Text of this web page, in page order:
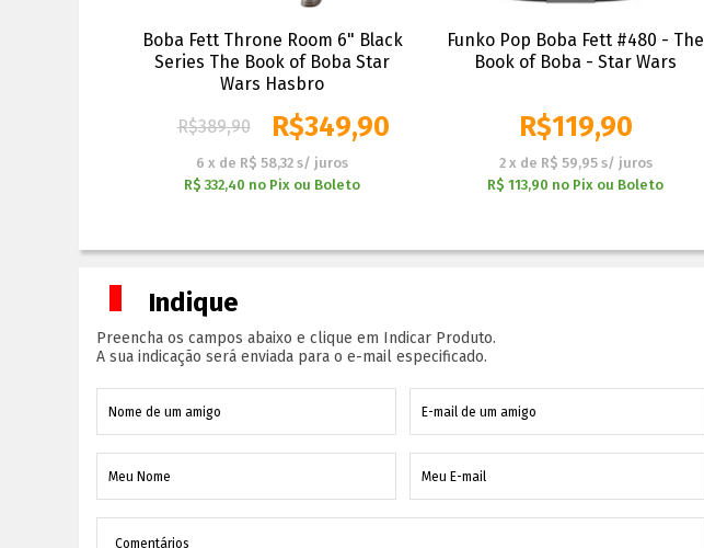
Boba Fett Throne Room 6" Black
Series The Book of Boba Star
Wars Hasbro
R$389,90 R$349,90
6 x de R$ 58,32 s/ juros
R$ 332,40 no Pix ou Boleto
Funko Pop Boba Fett #480 - The
Book of Boba - Star Wars
R$119,90
2 x de R$ 59,95 s/ juros
R$ 113,90 no Pix ou Boleto
Indique
Preencha os campos abaixo e clique em Indicar Produto.
A sua indicação será enviada para o e-mail especificado.